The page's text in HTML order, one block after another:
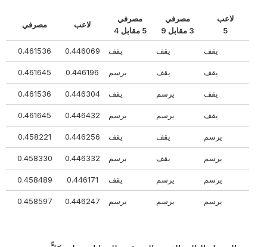
لاعب
مصرفي
مصرفي
5 مقابل 4
لاعب مصرفي
يقف يقف يقف 0.446069
0.461536
يقف يقف يرسم 0.446196
0.461645
يقف يرسم يقف 0.446304
0.461536
يقف يرسم يرسم 0.446432
0.461645
يرسم يقف يقف 0.446256
0.458221
يرسم يقف يرسم 0.446332
0.458330
يرسم يرسم يقف 0.446171
0.458489
يرسم يرسم يرسم 0.446247
0.458597